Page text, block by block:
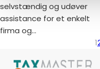
selvstændig og udøver
assistance for et enkelt
firma og…
1